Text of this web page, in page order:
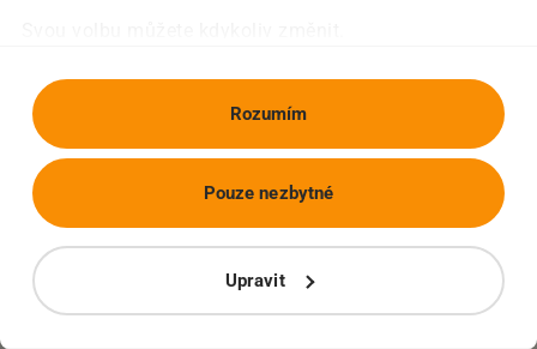
Rozumím
Upravit
Pouze nezbytné